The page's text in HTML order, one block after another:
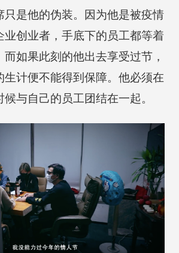
只是他的伪装。因为他是被疫情
业创业者，手底下的员工都等着
如果此刻的他出去享受过节，
生计便不能得到保障。他必须在
与自己的员工团结在一起。